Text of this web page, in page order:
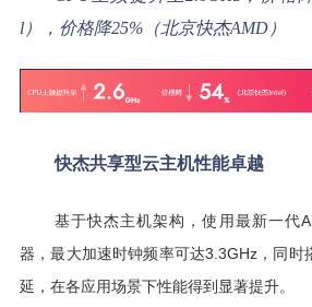
l），价格降25%（北京快杰AMD）
快杰共享型云主机性能卓越
基于快杰主机架构，使用最新一代
器，最大加速时钟频率可达3.3GHz ，同时
延，在各应用场景下性能得到显著提升。